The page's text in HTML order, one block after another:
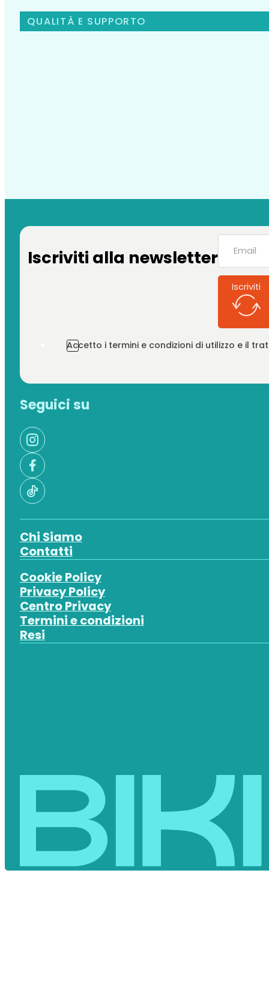
QUALITÀ E SUPPORTO
Iscriviti alla newsletter
Iscriviti
Accetto i termini e condizioni di utilizzo e il
Seguici su
Chi Siamo
Contatti
Cookie Policy
Privacy Policy
Centro Privacy
Termini e condizioni
Resi